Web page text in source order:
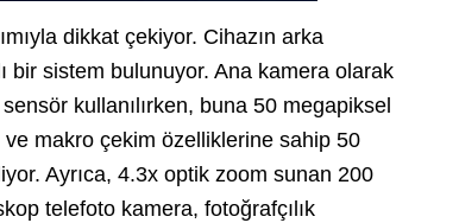
dikkat çekiyor. Cihazın arka
bir sistem bulunuyor. Ana kamera olarak
kullanılırken, buna 50 megapiksel
makro çekim özelliklerine sahip 50
Ayrıca, 4.3x optik zoom sunan 200
telefoto kamera, fotoğrafçılık